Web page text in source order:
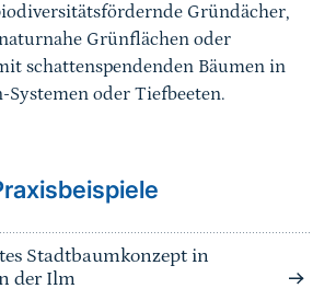
Gründächer,
Grünflächen oder
schattenspendenden Bäumen in
oder Tiefbeeten.
Stadtbaumkonzept in
der Ilm